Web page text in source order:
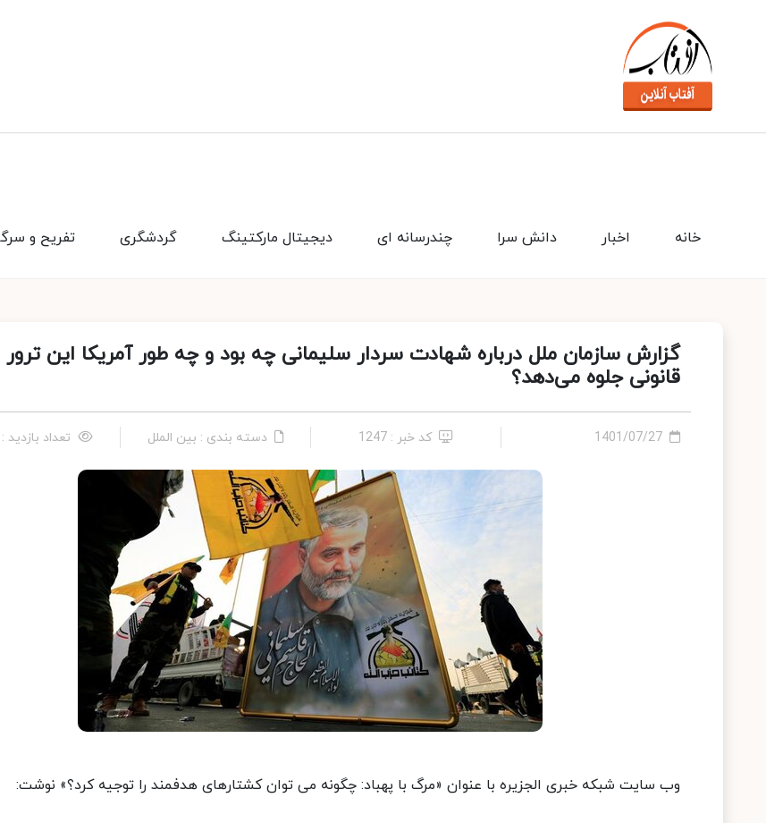
تفریح و گردشگری دیجیتال مارکتینگ چندرسانه ای دانش سرا اخبار خانه
گزارش سازمان ملل درباره شهادت سردار سلیمانی چه بود و چه طور آمریکا این ترور
قانونی جلوه می‌دهد؟
1401/07/27 کد خبر : 1247 دسته بندی : بین الملل تعداد بازدید : 723 نفر
وب سایت شبکه خبری الجزیره با عنوان «مرگ با پهباد: چگونه می توان کشتارهای هدفمند را توجیه کرد؟» نوشت: